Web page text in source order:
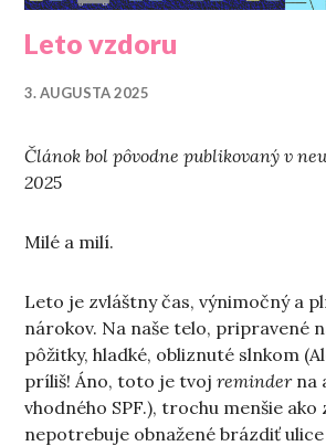
Leto vzdoru
3. AUGUSTA 2025
Článok bol pôvodne publikovaný v
2025
Milé a milí.
Leto je zvláštny čas, výnimočný a
nárokov. Na naše telo, pripravené
pôžitky, hladké, obliznuté slnkom
príliš! Áno, toto je tvoj reminderna
vhodného SPF.), trochu menšie ako
nepotrebuje obnažené brázdiť